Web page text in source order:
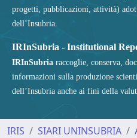
progetti, pubblicazioni, attività)
dell’Insubria.
IRInSubria - Institutional
IRInSubria raccoglie, conserva,
informazioni sulla produzione
dell’Insubria anche ai fini della
IRIS SIARI UNINSUBRIA